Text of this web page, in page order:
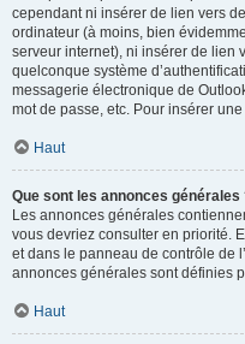
cependant ni insérer de lien vers
ordinateur (à moins, bien
serveur internet), ni insérer de lien
quelconque système
messagerie électronique de
mot de passe, etc. Pour insérer
Haut
Que sont les annonces générales
Les annonces générales
vous devriez consulter en priorité.
et dans le panneau de contrôle de
annonces générales sont définies
Haut